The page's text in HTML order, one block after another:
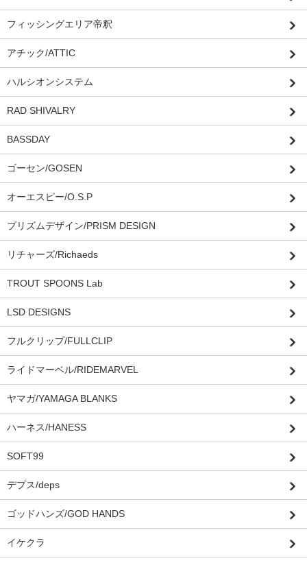
フィッシングエリア帝釈
アチック/ATTIC
ハルシオンシステム
RAD SHIVALRY
BASSDAY
ゴーセン/GOSEN
オーエスピー/O.S.P
プリズムデザイン/PRISM DESIGN
リチャーズ/Richaeds
TROUT SPOONS Lab
LSD DESIGNS
フルクリップ/FULLCLIP
ライドマーベル/RIDEMARVEL
ヤマガ/YAMAGA BLANKS
ハーネス/HANESS
SOFT99
デプス/deps
ゴッドハンズ/GOD HANDS
イケクラ